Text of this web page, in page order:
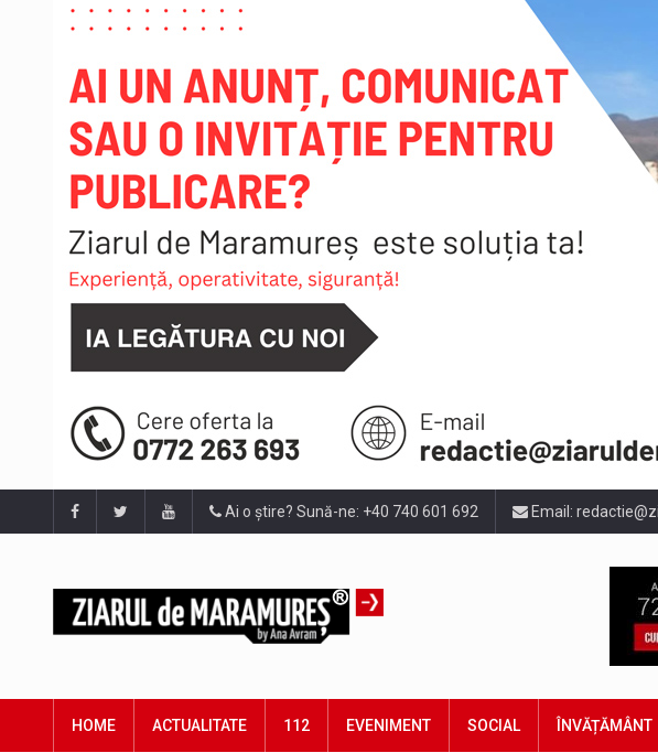
Ai o știre? Sună-ne: +40 740 601 692 Email:
HOME ACTUALITATE 112 EVENIMENT SOCIAL ÎNVĂȚĂMÂNT